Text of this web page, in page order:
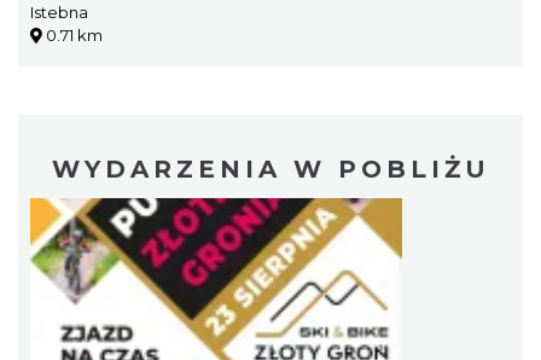
Istebna
0.71 km
WYDARZENIA W POBLIŻU